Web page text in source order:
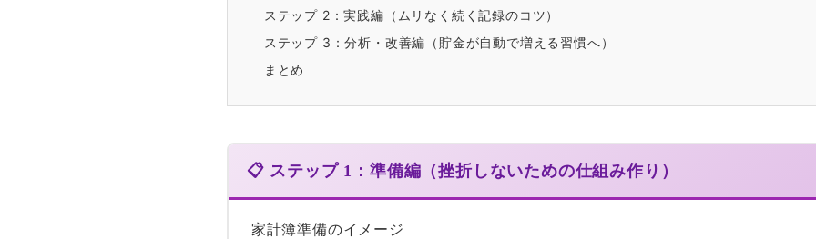
ステップ 2：実践編（ムリなく続く記録のコツ）
ステップ 3：分析・改善編（貯金が自動で増える習慣へ）
まとめ
📋 ステップ 1：準備編（挫折しないための仕組み作り）
家計簿準備のイメージ